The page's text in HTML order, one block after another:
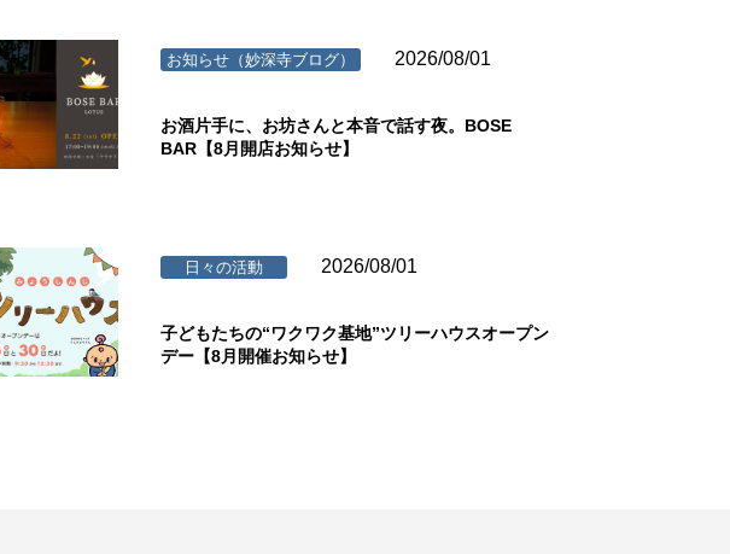
お知らせ（妙深寺ブログ） 2026/08/01
お酒片手に、お坊さんと本音で話す夜。BOSE
BAR【8月開店お知らせ】
日々の活動 2026/08/01
子どもたちの“ワクワク基地”ツリーハウスオープン
デー【8月開催お知らせ】